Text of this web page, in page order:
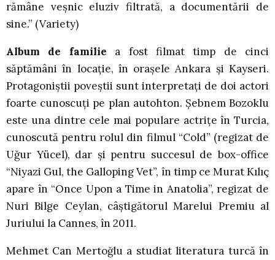
rămâne veșnic eluziv filtrată, a documentării de
sine.” (Variety)
Album de familie a fost filmat timp de cinci
săptămâni în locație, în orașele Ankara și Kayseri.
Protagoniștii poveștii sunt interpretați de doi actori
foarte cunoscuți pe plan autohton. Şebnem Bozoklu
este una dintre cele mai populare actrițe în Turcia,
cunoscută pentru rolul din filmul “Cold” (regizat de
Uğur Yücel), dar și pentru succesul de box-office
“Niyazi Gul, the Galloping Vet”, în timp ce Murat Kılıç
apare în “Once Upon a Time in Anatolia”, regizat de
Nuri Bilge Ceylan, câștigătorul Marelui Premiu al
Juriului la Cannes, în 2011.
Mehmet Can Mertoğlu a studiat literatura turcă în